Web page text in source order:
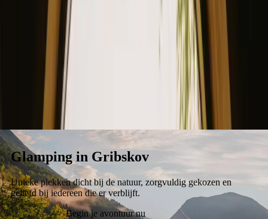
Koop een bon.
Glamping in Gribskov
Unieke plekken dicht bij de natuur, zorgvuldig gekozen en
geliefd bij iedereen die er verblijft.
Begin je avontuur nu